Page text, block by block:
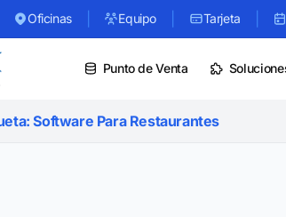
Oficinas Equipo Tarjeta
Punto de Venta
Software Para Restaurantes